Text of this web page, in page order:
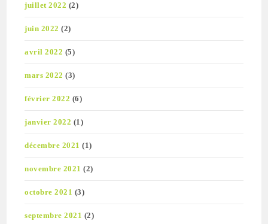
juillet 2022 (2)
juin 2022 (2)
avril 2022 (5)
mars 2022 (3)
février 2022 (6)
janvier 2022 (1)
décembre 2021 (1)
novembre 2021 (2)
octobre 2021 (3)
septembre 2021 (2)